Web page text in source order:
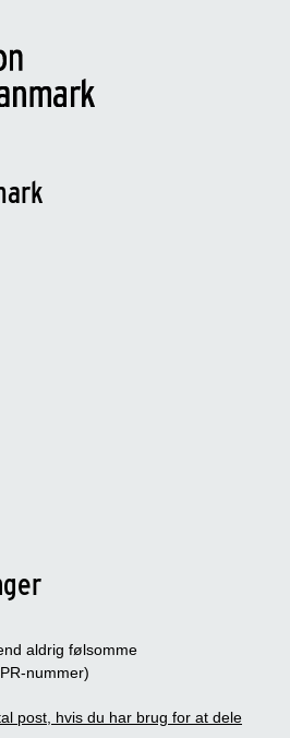
aldrig følsomme
nummer)
post, hvis du har brug for at dele